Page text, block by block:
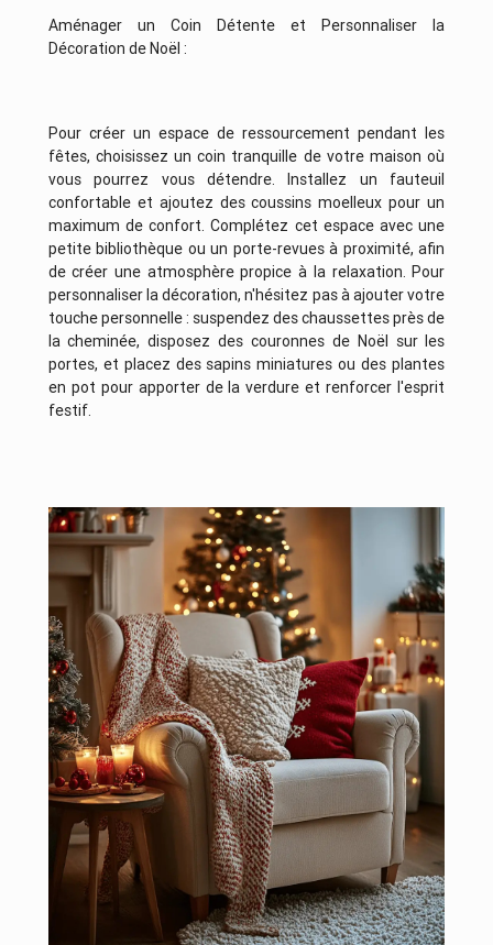
Aménager un Coin Détente et Personnaliser la
Décoration de Noël :
Pour créer un espace de ressourcement pendant les
fêtes, choisissez un coin tranquille de votre maison où
vous pourrez vous détendre. Installez un fauteuil
confortable et ajoutez des coussins moelleux pour un
maximum de confort. Complétez cet espace avec une
petite bibliothèque ou un porte-revues à proximité, afin
de créer une atmosphère propice à la relaxation. Pour
personnaliser la décoration, n'hésitez pas à ajouter votre
touche personnelle : suspendez des chaussettes près de
la cheminée, disposez des couronnes de Noël sur les
portes, et placez des sapins miniatures ou des plantes
en pot pour apporter de la verdure et renforcer l'esprit
festif.